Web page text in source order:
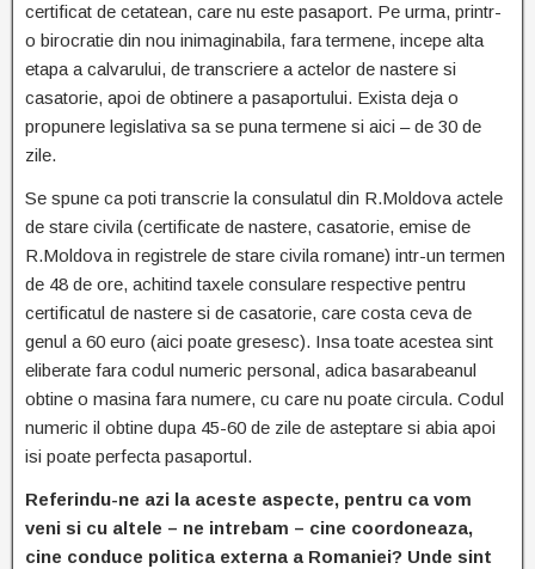
certificat de cetatean, care nu este pasaport. Pe urma, printr-
o birocratie din nou inimaginabila, fara termene, incepe alta
etapa a calvarului, de transcriere a actelor de nastere si
casatorie, apoi de obtinere a pasaportului. Exista deja o
propunere legislativa sa se puna termene si aici – de 30 de
zile.
Se spune ca poti transcrie la consulatul din R.Moldova actele
de stare civila (certificate de nastere, casatorie, emise de
R.Moldova in registrele de stare civila romane) intr-un termen
de 48 de ore, achitind taxele consulare respective pentru
certificatul de nastere si de casatorie, care costa ceva de
genul a 60 euro (aici poate gresesc). Insa toate acestea sint
eliberate fara codul numeric personal, adica basarabeanul
obtine o masina fara numere, cu care nu poate circula. Codul
numeric il obtine dupa 45-60 de zile de asteptare si abia apoi
isi poate perfecta pasaportul.
Referindu-ne azi la aceste aspecte, pentru ca vom
veni si cu altele – ne intrebam – cine coordoneaza,
cine conduce politica externa a Romaniei? Unde sint